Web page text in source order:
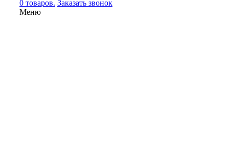
0 товаров. Заказать звонок
Меню